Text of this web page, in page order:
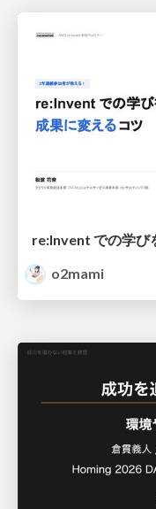
re:Invent での学び
o2mami